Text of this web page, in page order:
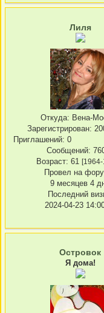
Лиля
Откуда: Вена-
Зарегистрирован:
Приглашений: 0
Сообщений:
Возраст: 61
Провел на
9 месяцев 4
Последний
2024-04-23
Островок
Я дома!